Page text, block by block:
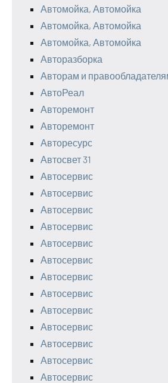
Автомойка, Автомойка
Автомойка, Автомойка
Автомойка, Автомойка
Авторазборка
Авторам и
АвтоРеал
Авторемонт
Авторемонт
Авторесурс
Автосвет 31
Автосервис
Автосервис
Автосервис
Автосервис
Автосервис
Автосервис
Автосервис
Автосервис
Автосервис
Автосервис
Автосервис
Автосервис
Автосервис